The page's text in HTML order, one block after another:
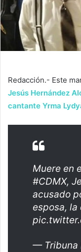
Redacción.- Este
Jesús Hernández
cantante Yrma
Muere en
#CDMX,
acusado
esposa, la
— Tribuna